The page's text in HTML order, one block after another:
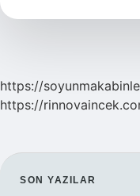
https://
https://
SON YAZILAR